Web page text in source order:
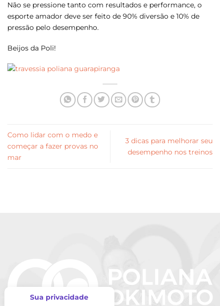
Não se pressione tanto com resultados e performance, o
esporte amador deve ser feito de 90% diversão e 10% de
pressão pelo desempenho.
Beijos da Poli!
Como lidar com o medo e
começar a fazer provas no
mar
3 dicas para melhorar seu
desempenho nos treinos